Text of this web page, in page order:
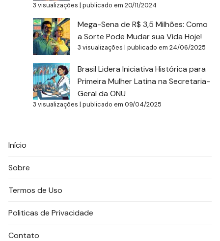
3 visualizações |publicado em 20/11/2024
Mega-Sena de R$ 3,5 Milhões: Como
a Sorte Pode Mudar sua Vida Hoje!
3 visualizações |publicado em 24/06/2025
Brasil Lidera Iniciativa Histórica para
Primeira Mulher Latina na Secretaria-
Geral da ONU
3 visualizações |publicado em 09/04/2025
Início
Sobre
Termos de Uso
Politicas de Privacidade
Contato